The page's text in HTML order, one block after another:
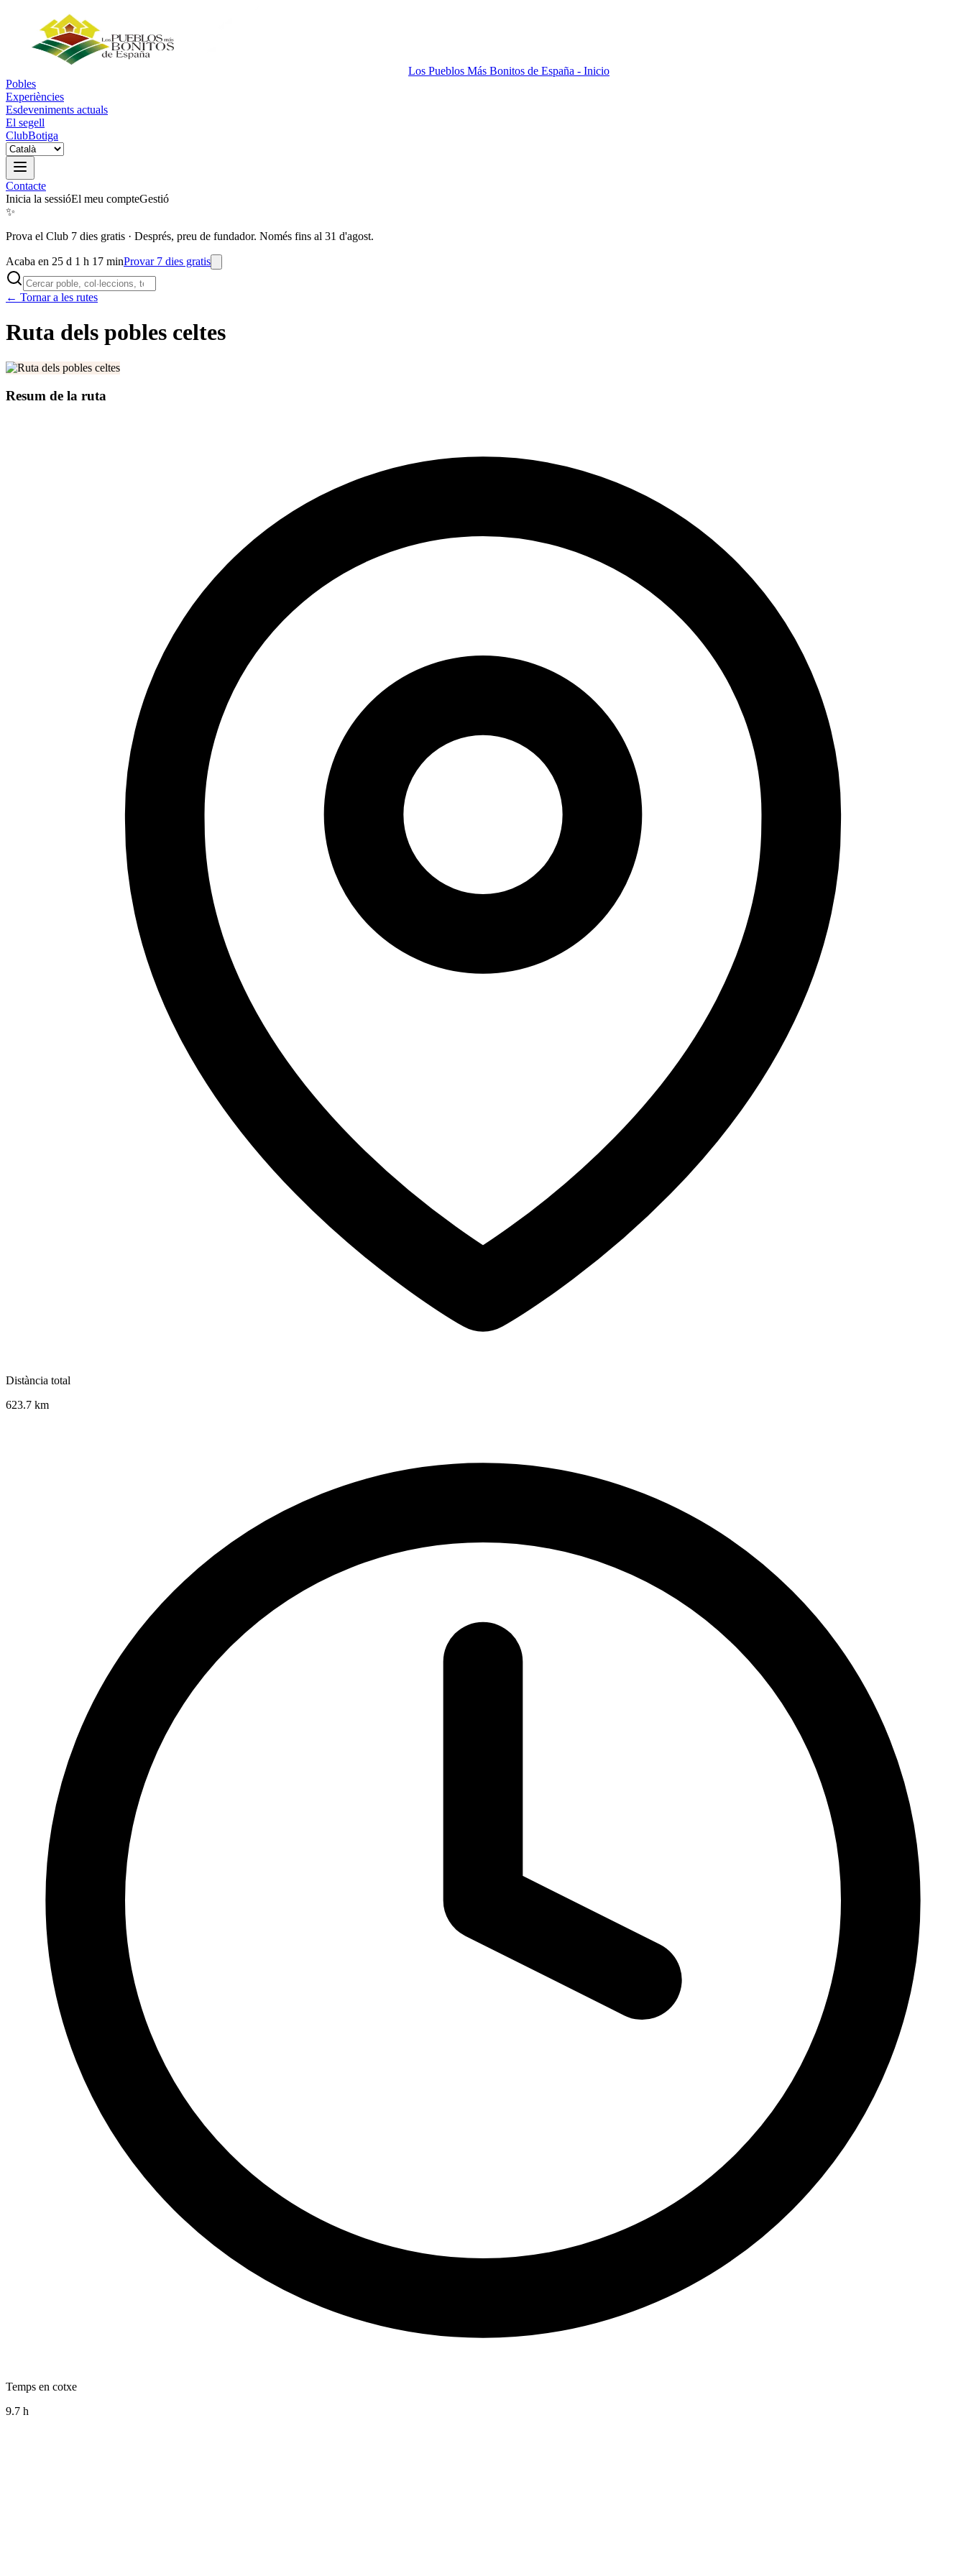
Los Pueblos Más Bonitos de España - Inicio
Pobles
Experiències
Esdeveniments actuals
El segell
ClubBotiga
Contacte
Inicia la sessióEl meu compteGestió
✨
Prova el Club 7 dies gratis · Després, preu de fundador. Només fins al 31 d'agost.
Acaba en 25 d 1 h 17 minProvar 7 dies gratis
← Tornar a les rutes
Ruta dels pobles celtes
Resum de la ruta
Distància total
623.7 km
Temps en cotxe
9.7 h